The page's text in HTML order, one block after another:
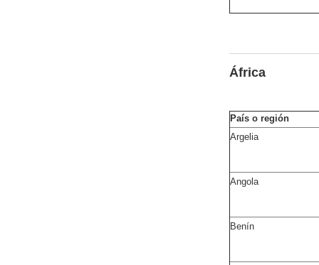
África
País o región
Argelia
Angola
Benín